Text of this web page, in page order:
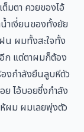
มตา ควยของไอ้
ำเงี่ยนของทั้งยัย
น ผมทั้งสะใจทั้ง
ก แต่ตาผมก็ต้อง
งกำลังยืนลูบหีตัว
ย ไอ้บอยซึ่งกำลัง
ผม ผมเลยพุ่งตัว